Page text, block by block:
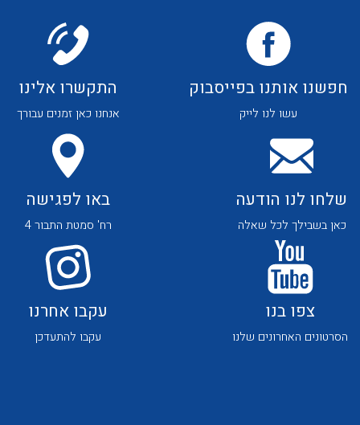
לכל מוצרי היצרן לכל מוצרי היצרן
לכל מוצרי היצרן לכל מוצרי היצרן
חפשנו אותנו בפייסבוק
עשו לנו לייק
התקשרו אלינו
אנחנו כאן זמנים עבורך
שלחו לנו הודעה
כאן בשבילך לכל שאלה
באו לפגישה
רח' סמטת התבור 4
צפו בנו
הסרטונים האחרונים שלנו
עקבו אחרנו
עקבו להתעדכן